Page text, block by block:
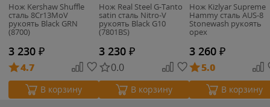
Нож Kershaw Shuffle
cталь 8Cr13MoV
рукоять Black GRN
(8700)
3 230 ₽
4.7
В корзину
Нож Real Steel G-Tanto
satin сталь Nitro-V
рукоять Black G10
(7801BS)
3 230 ₽
0.0
В корзину
Нож Kizlyar Supreme
Hammy сталь AUS-8
Stonewash рукоять
орех
3 260 ₽
5.0
В корзину